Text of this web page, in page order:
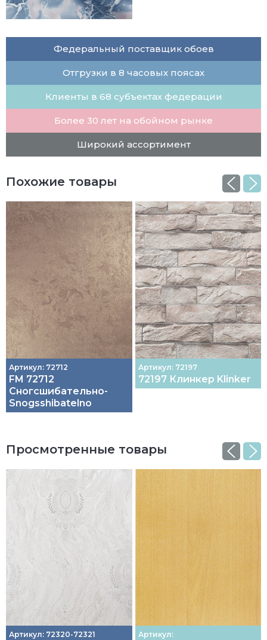
Федеральный поставщик обоев
Отгрузки в 8 часовых поясах
Клиенты в 68 субъектах федерации
Более 30 лет на обойном рынке
Широкий ассортимент
Похожие товары
Артикул: 72712
FM 72712
Сногсшибательно-
Snogsshibatelno
Артикул: 72197
72197 Клинкер Klinker
Просмотренные товары
Артикул: 72320-72321 Артикул: